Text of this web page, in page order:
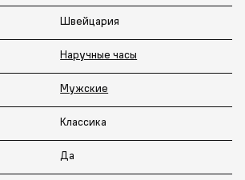
Швейцария
Наручные часы
Мужские
Классика
Да